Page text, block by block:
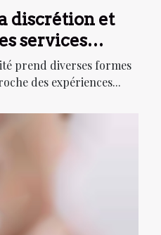
discrétion et
services
adultes
prend diverses formes
des expériences...